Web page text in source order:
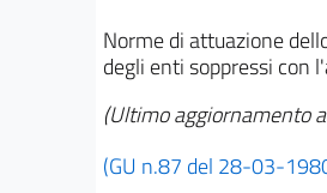
Norme di attuazione
degli enti soppressi con
(Ultimo aggiornamento
(GU n.87 del 28-03-